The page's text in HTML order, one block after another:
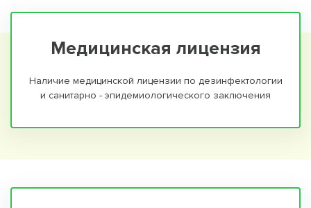
Медицинская лицензия
Наличие медицинской лицензии по дезинфектологии
и санитарно - эпидемиологического заключения